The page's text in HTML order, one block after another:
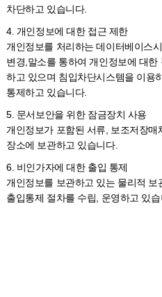
차단하고 있습니다.
4. 개인정보에 대한 접근 제한
개인정보를 처리하는 데이터베이스
변경,말소를 통하여 개인정보에 대
하고 있으며 침입차단시스템을 이용
통제하고 있습니다.
5. 문서보안을 위한 잠금장치 사용
개인정보가 포함된 서류, 보조저장
장소에 보관하고 있습니다.
6. 비인가자에 대한 출입 통제
개인정보를 보관하고 있는 물리적
출입통제 절차를 수립, 운영하고 있습